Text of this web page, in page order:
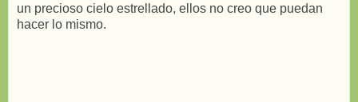
un precioso cielo estrellado, ellos no creo que puedan
hacer lo mismo.